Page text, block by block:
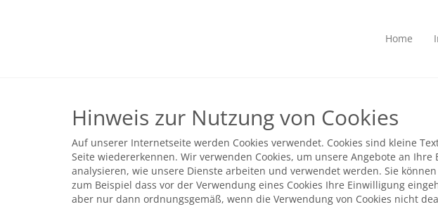
Home
Hinweis zur Nutzung von Cookies
Auf unserer Internetseite werden Cookies verwendet. Cookies sind kleine
Seite wiedererkennen. Wir verwenden Cookies, um unsere Angebote an
analysieren, wie unsere Dienste arbeiten und verwendet werden. Sie
zum Beispiel dass vor der Verwendung eines Cookies Ihre Einwilligung
aber nur dann ordnungsgemäß, wenn die Verwendung von Cookies nicht